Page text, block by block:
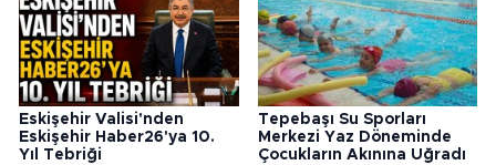
Eskişehir Valisi'nden
Eskişehir Haber26'ya 10.
Yıl Tebriği
Tepebaşı Su Sporları
Merkezi Yaz Döneminde
Çocukların Akınına Uğradı